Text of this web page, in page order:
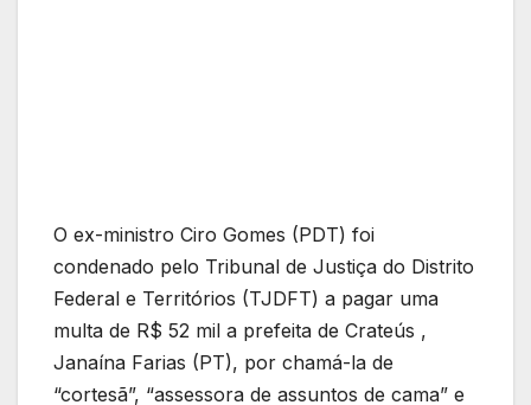
O ex-ministro Ciro Gomes (PDT) foi
condenado pelo Tribunal de Justiça do Distrito
Federal e Territórios (TJDFT) a pagar uma
multa de R$ 52 mil a prefeita de Crateús ,
Janaína Farias (PT), por chamá-la de
“cortesã”, “assessora de assuntos de cama” e